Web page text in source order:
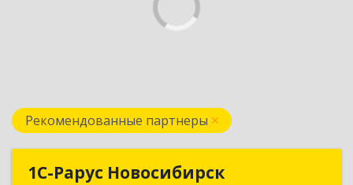
Рекомендованные партнеры
1С-Рарус Новосибирск
1С-Рарус Новосибирск